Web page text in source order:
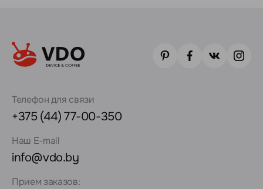
Телефон для связи
+375 (44) 77-00-350
Наш E-mail
info@vdo.by
Прием заказов: